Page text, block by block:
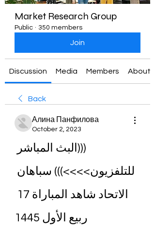
Market Research Group
Public · 350 members
Join
Discussion Media Members About
Back
Алина Панфилова
October 2, 2023
ربيع الأول 1445